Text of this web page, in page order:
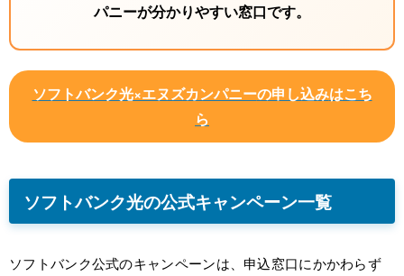
パニーが分かりやすい窓口です。
ソフトバンク光×エヌズカンパニーの申し込みはこち
ら
ソフトバンク光の公式キャンペーン一覧
ソフトバンク公式のキャンペーンは、申込窓口にかかわらず